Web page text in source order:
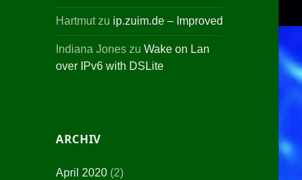
Hartmutzu ip.zuim.de – Improved
Indiana Jones zuWake on Lan
over IPv6 with DSLite
ARCHIV
April 2020 (2)